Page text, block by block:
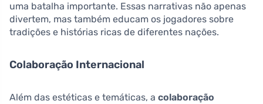
uma batalha importante. Essas narrativas não apenas
divertem, mas também educam os jogadores sobre
tradições e histórias ricas de diferentes nações.
Colaboração Internacional
Além das estéticas e temáticas, a colaboração